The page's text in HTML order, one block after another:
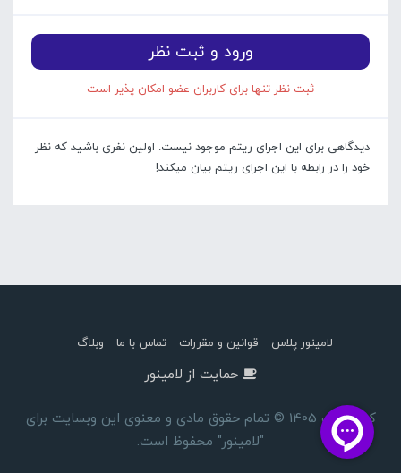
ورود و ثبت نظر
ثبت نظر تنها برای کاربران عضو امکان پذیر است
دیدگاهی برای این اجرای ریتم موجود نیست. اولین نفری باشید که نظر
خود را در رابطه با این اجرای ریتم بیان میکند!
لامینور پلاس قوانین و مقررات تماس با ما وبلاگ
حمایت از لامینور
کپی رایت 1405 © تمام حقوق مادی و معنوی این وبسایت برای
"لامینور" محفوظ است.